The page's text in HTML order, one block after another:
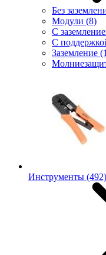
Без
Модули (8)
С
С
Заземление
Инструменты (492)